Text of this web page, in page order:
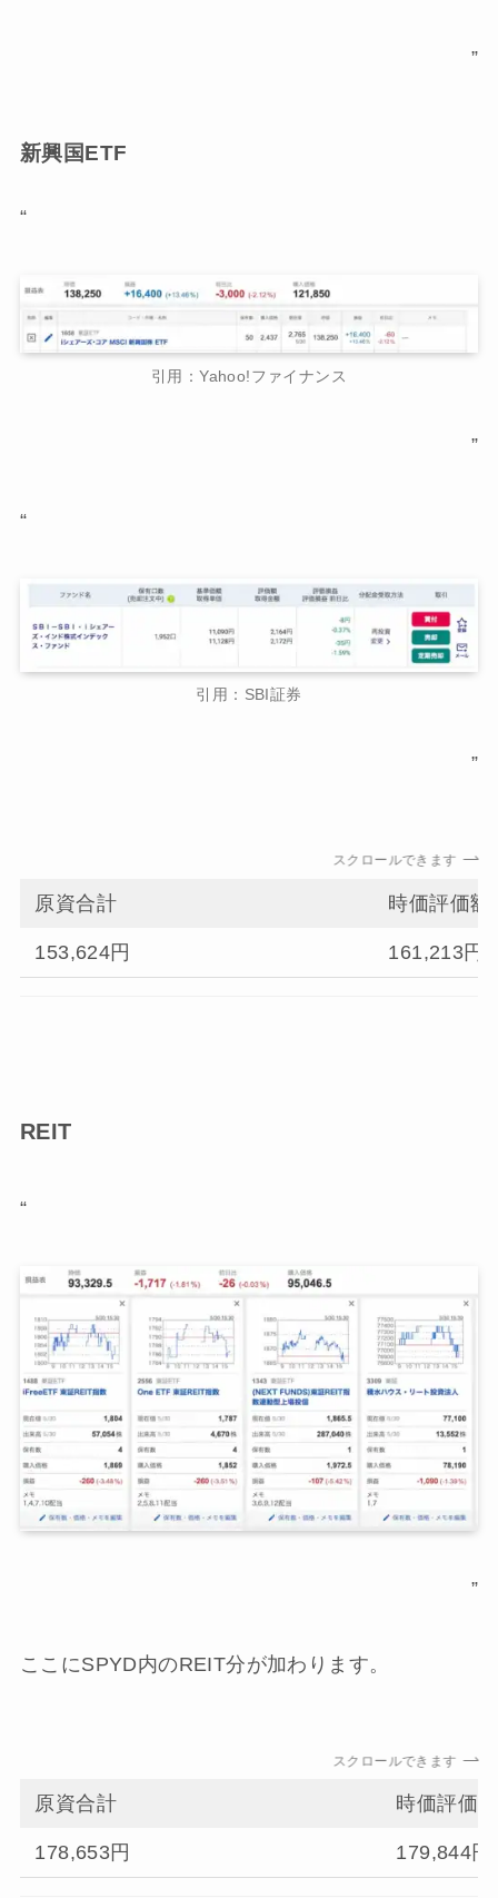
”
新興国ETF
“
引用：Yahoo!ファイナンス
”
“
引用：SBI証券
”
スクロールできます
原資合計 時価評価額
153,624円 161,213円
REIT
“
”
ここにSPYD内のREIT分が加わります。
スクロールできます
原資合計 時価評価額
178,653円 179,844円